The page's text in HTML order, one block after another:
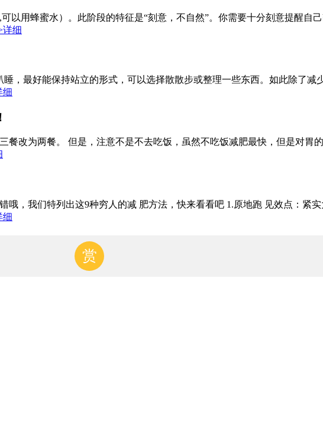
以用蜂蜜水）。此阶段的特征是“刻意，不自然”。你需要十分刻意提醒自
详细
，最好能保持站立的形式，可以选择散散步或整理一些东西。如此除了减
细
改为两餐。 但是，注意不是不去吃饭，虽然不吃饭减肥最快，但是对胃
，我们特列出这9种穷人的减 肥方法，快来看看吧 1.原地跑 见效点：紧
细
赏